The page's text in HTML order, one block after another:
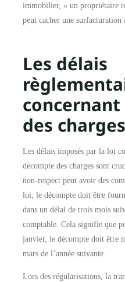
immobilier, « un propriétaire
peut cacher une surfacturation
Les délais
des charges
Les délais imposés par la loi
décompte des charges sont
non-respect peut avoir des
loi, le décompte doit être
dans un délai de trois mois
comptable. Cela signifie que
janvier, le décompte doit être
mars de l’année suivante.
Lors des régularisations, la